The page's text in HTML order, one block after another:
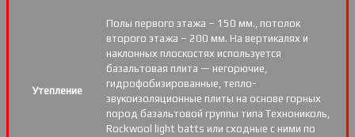
Утепление
Полы первого этажа – 150 мм., потолок
второго этажа – 200 мм. На вертикалях и
наклонных плоскостях используется
базальтовая плита — негорючие,
гидрофобизированные, тепло-
звукоизоляционные плиты на основе горных
пород базальтовой группы типа Технониколь,
Rockwool light batts или сходные с ними по